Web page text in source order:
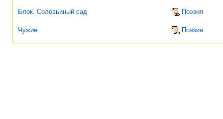
Блок. Соловьиный сад Поэзия
Чужие Поэзия